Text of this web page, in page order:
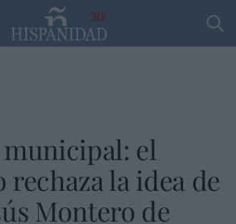
30
el
rechaza la idea de
Montero de